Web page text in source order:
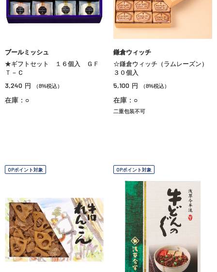
ブールミッシュ
★ギフトセット １６個入 ＧＦ
Ｔ－Ｃ
3,240 円 （8%税込）
在庫：○
鎌倉ウィッチ
☆鎌倉ウィッチ（ラムレーズン）
３０個入
5,100 円 （8%税込）
在庫：○
二重包装不可
OPポイント対象 OPポイント対象